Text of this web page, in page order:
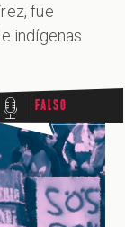
fue
indígenas
Falso